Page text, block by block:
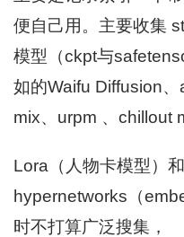
便自己用。主要收集
模型（ckpt与
如的Waifu Diffusion
mix、urpm 、chillout
Lora（人物卡模型）和
hypernetworks（
时不打算广泛搜集，